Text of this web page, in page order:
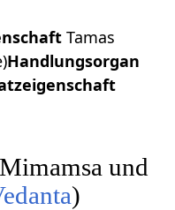
Tamas
Handlungsorgan
und
)